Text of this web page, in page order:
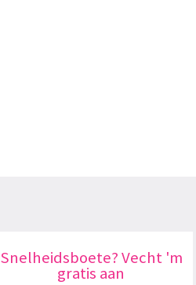
Snelheidsboete? Vecht 'm
gratis aan